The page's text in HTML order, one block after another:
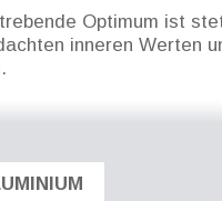
Optimum ist
inneren Werten